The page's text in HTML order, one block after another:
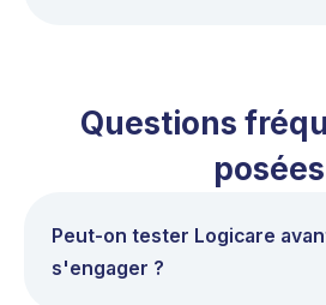
Questions
posées
Peut-on tester Logicare
s'engager ?